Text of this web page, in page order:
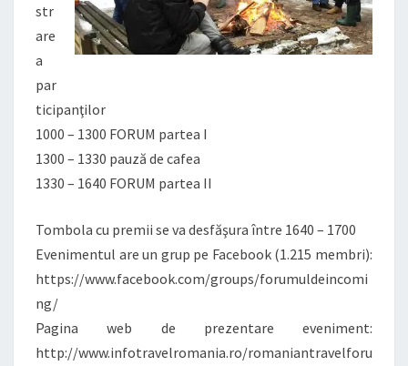
str
are
a
par
ticipanţilor
1000 – 1300 FORUM partea I
1300 – 1330 pauză de cafea
1330 – 1640 FORUM partea II
Tombola cu premii se va desfăşura între 1640 – 1700
Evenimentul are un grup pe Facebook (1.215 membri):
https://www.facebook.com/groups/forumuldeincomi
ng/
Pagina web de prezentare eveniment:
http://www.infotravelromania.ro/romaniantravelforu